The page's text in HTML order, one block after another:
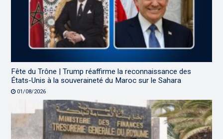
Fête du Trône | Trump réaffirme la reconnaissance des
États-Unis à la souveraineté du Maroc sur le Sahara
01/08/2026